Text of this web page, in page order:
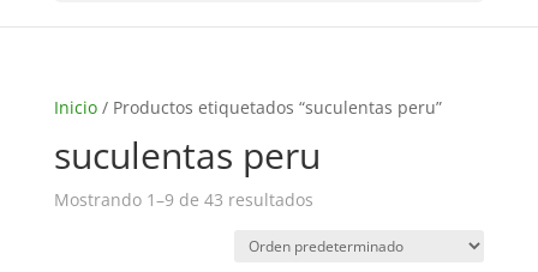
Inicio/ Productos etiquetados “suculentas peru”
suculentas peru
Mostrando 1–9 de 43 resultados